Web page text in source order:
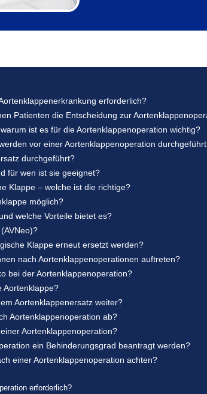
erforderlich?
Patienten die Entscheidung zur
ist es für die Aortenklappenoperation wichtig?
vor einer Aortenklappenoperation
durchgeführt?
für wen ist sie geeignet?
Klappe – welche ist die richtige?
möglich?
welche Vorteile bietet es?
Klappe erneut ersetzt werden?
nach Aortenklappenoperationen auftreten?
bei der Aortenklappenoperation?
Aortenklappe?
Aortenklappenersatz weiter?
Aortenklappenoperation ab?
Aortenklappenoperation?
ein Behinderungsgrad beantragt werden?
einer Aortenklappenoperation achten?
erforderlich?